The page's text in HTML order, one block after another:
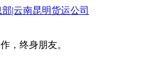
，终身朋友。